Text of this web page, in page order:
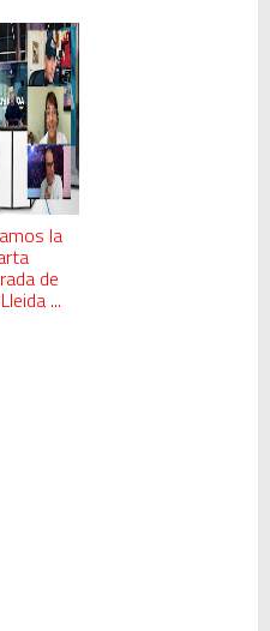
la
de
...